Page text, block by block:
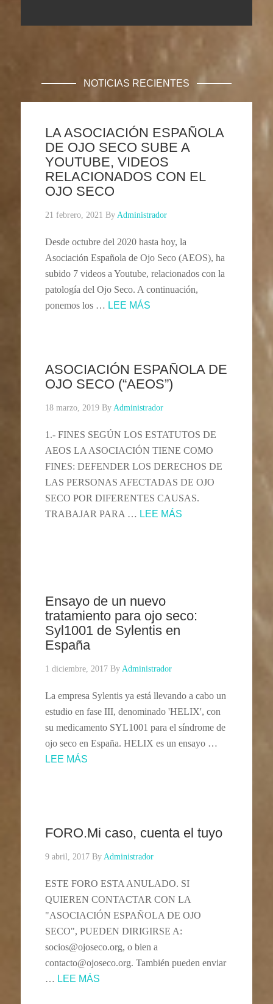
NOTICIAS RECIENTES
LA ASOCIACIÓN ESPAÑOLA
DE OJO SECO SUBE A
YOUTUBE, VIDEOS
RELACIONADOS CON EL
OJO SECO
21 febrero, 2021 By Administrador
Desde octubre del 2020 hasta hoy, la
Asociación Española de Ojo Seco (AEOS), ha
subido 7 videos a Youtube, relacionados con la
patología del Ojo Seco. A continuación,
ponemos los … LEE MÁS
ASOCIACIÓN ESPAÑOLA DE
OJO SECO (“AEOS”)
18 marzo, 2019 By Administrador
1.- FINES SEGÚN LOS ESTATUTOS DE
AEOS LA ASOCIACIÓN TIENE COMO
FINES: DEFENDER LOS DERECHOS DE
LAS PERSONAS AFECTADAS DE OJO
SECO POR DIFERENTES CAUSAS.
TRABAJAR PARA … LEE MÁS
Ensayo de un nuevo
tratamiento para ojo seco:
Syl1001 de Sylentis en
España
1 diciembre, 2017 By Administrador
La empresa Sylentis ya está llevando a cabo un
estudio en fase III, denominado 'HELIX', con
su medicamento SYL1001 para el síndrome de
ojo seco en España. HELIX es un ensayo …
LEE MÁS
FORO.Mi caso, cuenta el tuyo
9 abril, 2017 By Administrador
ESTE FORO ESTA ANULADO. SI
QUIEREN CONTACTAR CON LA
"ASOCIACIÓN ESPAÑOLA DE OJO
SECO", PUEDEN DIRIGIRSE A:
socios@ojoseco.org, o bien a
contacto@ojoseco.org. También pueden enviar
… LEE MÁS